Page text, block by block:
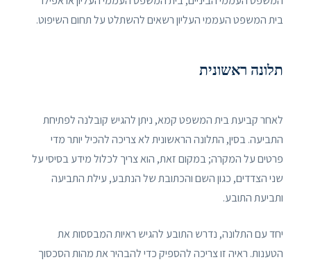
בית המשפט העממי העליון רשאים להשתלט על תחום השיפוט.
תלונה ראשונית
לאחר קביעת בית המשפט קמא, ניתן להגיש קובלנה לפתיחת
התביעה. בסין, התלונה הראשונית לא צריכה להכיל יותר מדי
פרטים על המקרה; במקום זאת, הוא צריך לכלול מידע בסיסי על
שני הצדדים, כגון השם והכתובת של הנתבע, עילת התביעה
ותביעת התובע.
יחד עם התלונה, נדרש התובע להגיש ראיות המבססות את
הטענות. ראיה זו צריכה להספיק כדי להבהיר את מהות הסכסוך